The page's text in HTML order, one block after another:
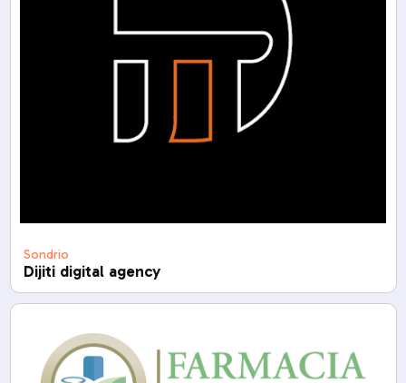
Sondrio
Dijiti digital agency